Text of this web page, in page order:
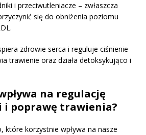
i przeciwutleniacze – zwłaszcza
się do obniżenia poziomu
zdrowie serca i reguluje ciśnienie
trawienie oraz działa detoksykująco i
na regulację
i poprawę trawienia?
które korzystnie wpływa na nasze